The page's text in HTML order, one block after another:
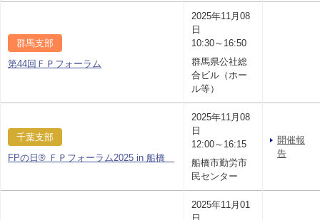
群馬支部
第44回ＦＰフォーラム
2025年11月08
日
10:30～16:50
群馬県公社総
合ビル（ホー
ル等）
千葉支部
FPの日® ＦＰフォーラム2025 in 船橋
2025年11月08
日
12:00～16:15
船橋市勤労市
民センター
開催報
告
2025年11月01